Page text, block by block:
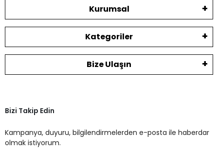
Kurumsal
Kategoriler
Bize Ulaşın
Bizi Takip Edin
Kampanya, duyuru, bilgilendirmelerden e-posta ile haberdar
olmak istiyorum.